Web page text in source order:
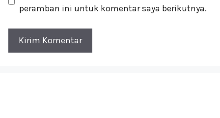
peramban ini untuk komentar saya berikutnya.